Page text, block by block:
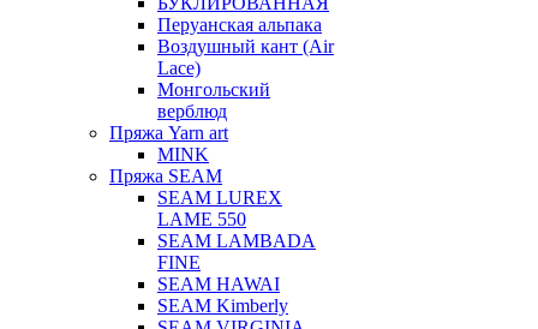
Перуанская альпака
Воздушный кант (Air
Lace)
Монгольский
верблюд
Пряжа Yarn art
MINK
Пряжа SEAM
SEAM LUREX
LAME 550
SEAM LAMBADA
FINE
SEAM HAWAI
SEAM Kimberly